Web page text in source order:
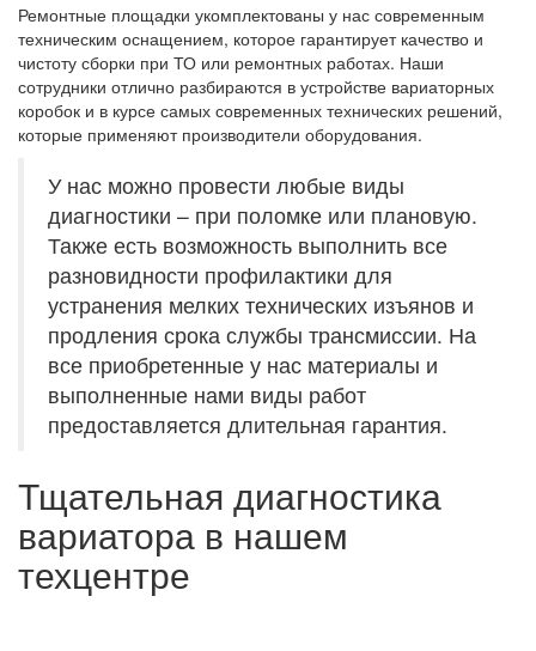
Ремонтные площадки укомплектованы у нас современным
техническим оснащением, которое гарантирует качество и
чистоту сборки при ТО или ремонтных работах. Наши
сотрудники отлично разбираются в устройстве вариаторных
коробок и в курсе самых современных технических решений,
которые применяют производители оборудования.
У нас можно провести любые виды
диагностики – при поломке или плановую.
Также есть возможность выполнить все
разновидности профилактики для
устранения мелких технических изъянов и
продления срока службы трансмиссии. На
все приобретенные у нас материалы и
выполненные нами виды работ
предоставляется длительная гарантия.
Тщательная диагностика
вариатора в нашем
техцентре